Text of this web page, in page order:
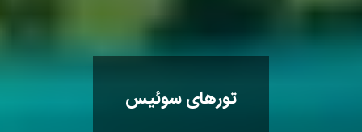
تورهای سوئیس